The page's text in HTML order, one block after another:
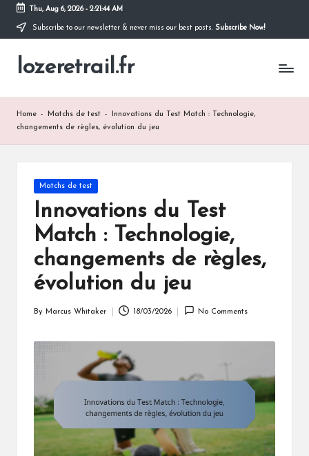
Skip
content
Thu, Aug 6, 2026- 2:21:45 AM
Subscribe to our newsletter & never miss our best posts. Subscribe Now!
lozeretrail.fr
Home - Matchs de test -
Innovations du Test Match : Technologie,
changements de règles, évolution du jeu
Posted
in
Matchs de test
Innovations du Test
Match : Technologie,
changements de règles,
évolution du jeu
By Marcus Whitaker 18/03/2026 No Comments